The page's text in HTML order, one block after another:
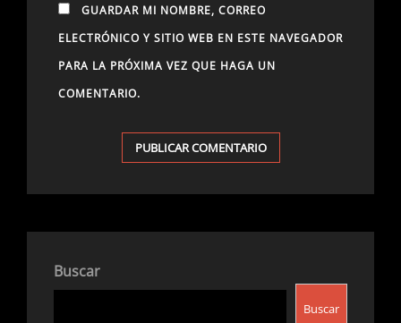
GUARDAR MI NOMBRE, CORREO
ELECTRÓNICO Y SITIO WEB EN ESTE NAVEGADOR
PARA LA PRÓXIMA VEZ QUE HAGA UN
COMENTARIO.
Buscar
Buscar